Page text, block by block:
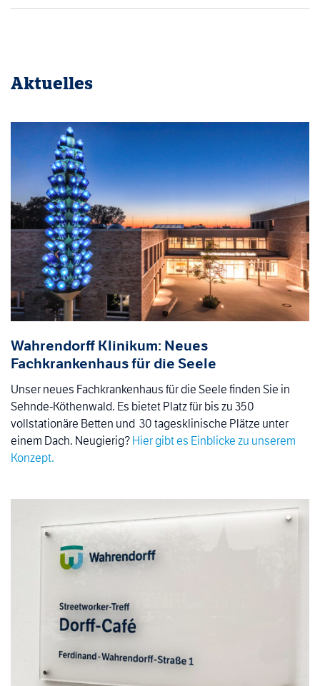
Aktuelles
Wahrendorff Klinikum: Neues
Fachkrankenhaus für die Seele
Unser neues Fachkrankenhaus für die Seele finden Sie in
Sehnde-Köthenwald. Es bietet Platz für bis zu 350
vollstationäre Betten und 30 tagesklinische Plätze unter
einem Dach. Neugierig? Hier gibt es Einblicke zu unserem
Konzept.